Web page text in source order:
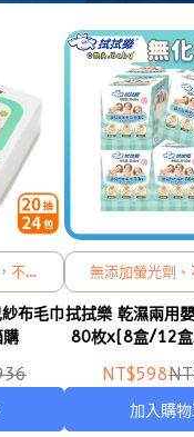
不含
絮
布毛巾
無添加螢光劑、
配方、不掉棉
膚
拭拭樂 乾濕兩用
80枚x(8盒/12
NT$598
加入購